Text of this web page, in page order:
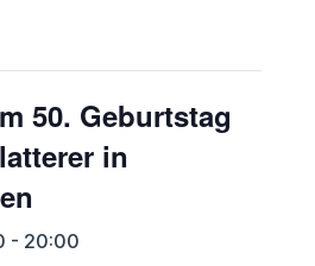
50. Geburtstag
in
- 20:00